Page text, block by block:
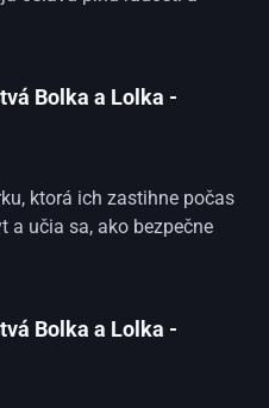
Bolka a Lolka -
ktorá ich zastihne počas
a učia sa, ako bezpečne
Bolka a Lolka -